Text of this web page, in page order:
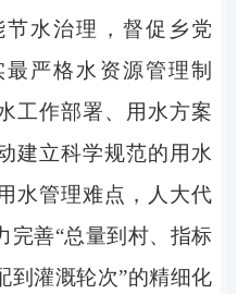
水治理，督促乡党
严格水资源管理制
工作部署、用水方案
建立科学规范的用水
水管理难点，人大代
完善“总量到村、指标
到灌溉轮次”的精细化